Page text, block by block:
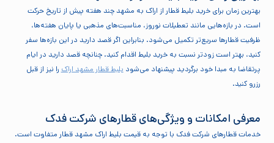
بهترین زمان برای خرید بلیط قطار از اراک به مشهد چند هفته پیش از تاریخ حرکت
است. در بازه‌هایی مانند تعطیلات نوروز، مناسبت‌های مذهبی یا پایان هفته‌ها،
ظرفیت قطارها سریع‌تر تکمیل می‌شود. بنابراین اگر قصد دارید در این بازه‌ها سفر
کنید، بهتر است زودتر نسبت به خرید بلیط اقدام کنید. چنانچه قصد دارید در ایام
پرتقاضا به مبدا خود برگردید پیشنهاد می‌شودبلیط قطار مشهد اراکرا نیز از قبل
رزرو کنید.
معرفی امکانات و ویژگی‌های قطارهای شرکت فدک
خدمات قطارهای شرکت فدک با توجه به قیمت بلیط اراک مشهد قطار متفاوت است.